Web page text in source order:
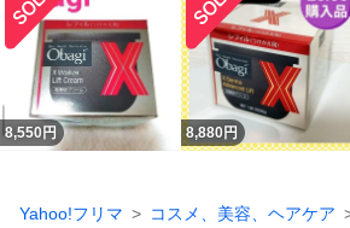
8,550 円 8,880円
Yahoo!フリマ
コスメ、美容、ヘアケア